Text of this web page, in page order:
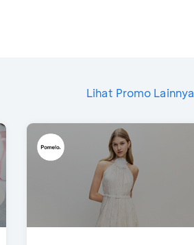
Lihat Promo Lainnya